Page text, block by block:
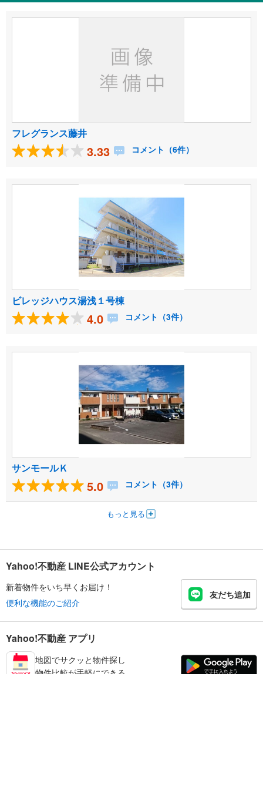
フレグランス藤井
3.33 コメント（6件）
ビレッジハウス湯浅１号棟
4.0 コメント（3件）
サンモールＫ
5.0 コメント（3件）
もっと見る
Yahoo!不動産 LINE公式アカウント
新着物件をいち早くお届け！
便利な機能のご紹介
友だち追加
Yahoo!不動産 アプリ
地図でサクッと物件探し
物件比較が手軽にできる